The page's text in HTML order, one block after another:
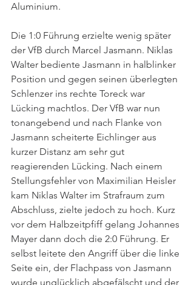
Aluminium.
Die 1:0 Führung erzielte wenig später
der VfB durch Marcel Jasmann. Niklas
Walter bediente Jasmann in halblinker
Position und gegen seinen überlegten
Schlenzer ins rechte Toreck war
Lücking machtlos. Der VfB war nun
tonangebend und nach Flanke von
Jasmann scheiterte Eichlinger aus
kurzer Distanz am sehr gut
reagierenden Lücking. Nach einem
Stellungsfehler von Maximilian Heisler
kam Niklas Walter im Strafraum zum
Abschluss, zielte jedoch zu hoch. Kurz
vor dem Halbzeitpfiff gelang Johannes
Mayer dann doch die 2:0 Führung. Er
selbst leitete den Angriff über die linke
Seite ein, der Flachpass von Jasmann
wurde unglücklich abgefälscht und der